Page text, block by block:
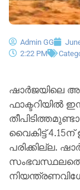
Admin GG
2:22 PM
ഷാർജയിലെ
ഫാക്ടറിയിൽ
വൈകിട്ട്
പരിക്കില്ല.